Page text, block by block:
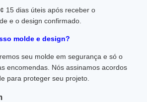
15 dias úteis após receber o
e o design confirmado.
molde e design?
seu molde em segurança e só o
encomendas. Nós assinamos acordos
para proteger seu projeto.